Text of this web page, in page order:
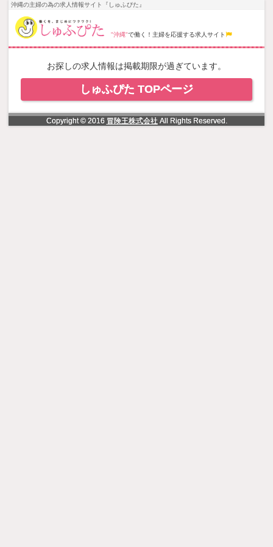
NowLoading
沖縄の主婦の為の求人情報サイト『しゅふぴた』
"沖縄"で働く！主婦を応援する求人サイト
お探しの求人情報は掲載期限が過ぎています。
しゅふぴた TOPページ
Copyright © 2016 冒険王株式会社All Rights Reserved.